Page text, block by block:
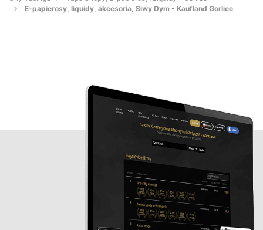
E-papierosy, liquidy, akcesoria, Siwy Dym - Kaufland Gorlice